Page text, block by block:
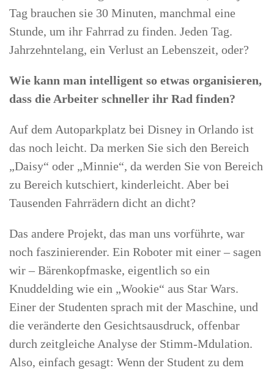
Tag brauchen sie 30 Minuten, manchmal eine
Stunde, um ihr Fahrrad zu finden. Jeden Tag.
Jahrzehntelang, ein Verlust an Lebenszeit, oder?
Wie kann man intelligent so etwas organisieren,
dass die Arbeiter schneller ihr Rad finden?
Auf dem Autoparkplatz bei Disney in Orlando ist
das noch leicht. Da merken Sie sich den Bereich
„Daisy“ oder „Minnie“, da werden Sie von Bereich
zu Bereich kutschiert, kinderleicht. Aber bei
Tausenden Fahrrädern dicht an dicht?
Das andere Projekt, das man uns vorführte, war
noch faszinierender. Ein Roboter mit einer – sagen
wir – Bärenkopfmaske, eigentlich so ein
Knuddelding wie ein „Wookie“ aus Star Wars.
Einer der Studenten sprach mit der Maschine, und
die veränderte den Gesichtsausdruck, offenbar
durch zeitgleiche Analyse der Stimm-Mdulation.
Also, einfach gesagt: Wenn der Student zu dem